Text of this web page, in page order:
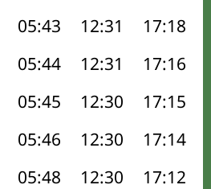
05:43 12:31 17:18
05:44 12:31 17:16
05:45 12:30 17:15
05:46 12:30 17:14
05:48 12:30 17:12